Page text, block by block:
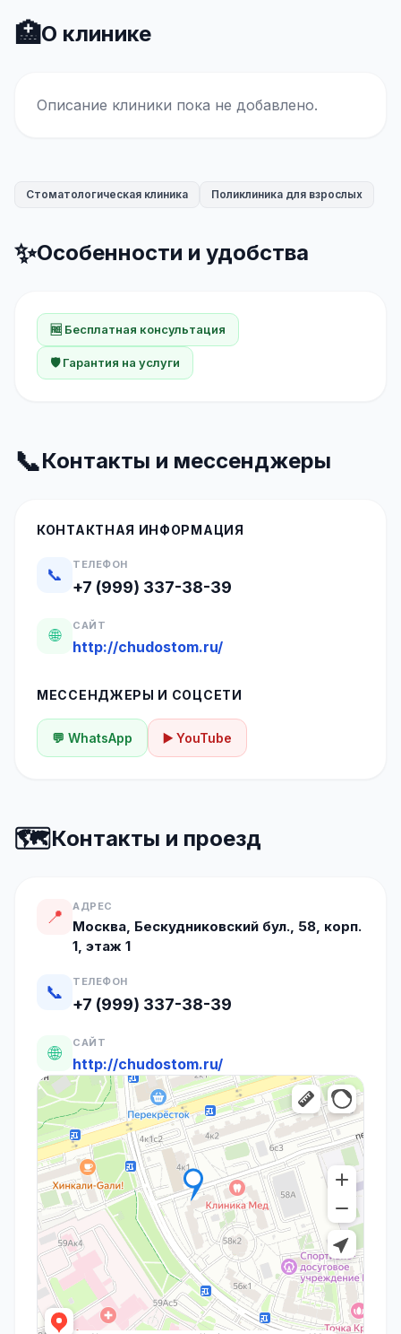
🏥О клинике
Описание клиники пока не добавлено.
Стоматологическая клиника Поликлиника для взрослых
✨Особенности и удобства
🆓 Бесплатная консультация
🛡️ Гарантия на услуги
📞Контакты и мессенджеры
КОНТАКТНАЯ ИНФОРМАЦИЯ
📞
ТЕЛЕФОН
+7 (999) 337-38-39
🌐
САЙТ
http://chudostom.ru/
МЕССЕНДЖЕРЫ И СОЦСЕТИ
💬 WhatsApp ▶️ YouTube
🗺️Контакты и проезд
📍 АДРЕС
Москва, Бескудниковский бул., 58, корп.
1, этаж 1
📞 ТЕЛЕФОН
+7 (999) 337-38-39
🌐 САЙТ
http://chudostom.ru/